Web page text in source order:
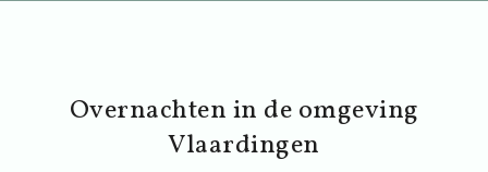
Overnachten in de omgeving
Vlaardingen